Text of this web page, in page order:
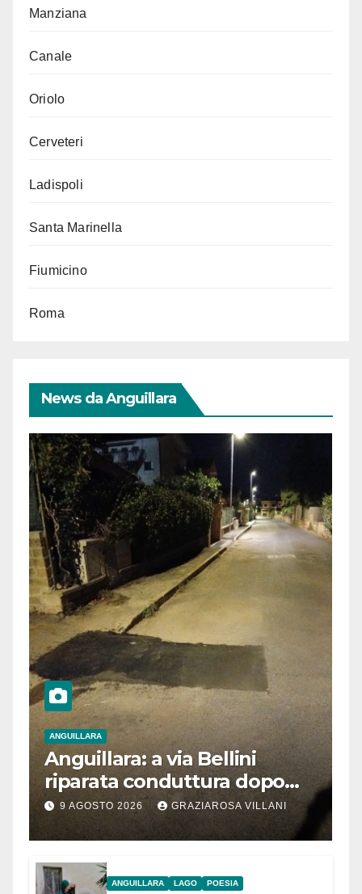
Manziana
Canale
Oriolo
Cerveteri
Ladispoli
Santa Marinella
Fiumicino
Roma
News da Anguillara
ANGUILLARA
Anguillara: a via Bellini
riparata conduttura dopo
segnalazione IdD
9 AGOSTO 2026 GRAZIAROSA VILLANI
ANGUILLARA LAGO POESIA